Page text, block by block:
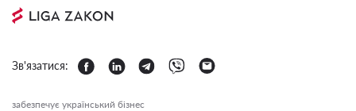
Зв'язатися:
забезпечує український бізнес